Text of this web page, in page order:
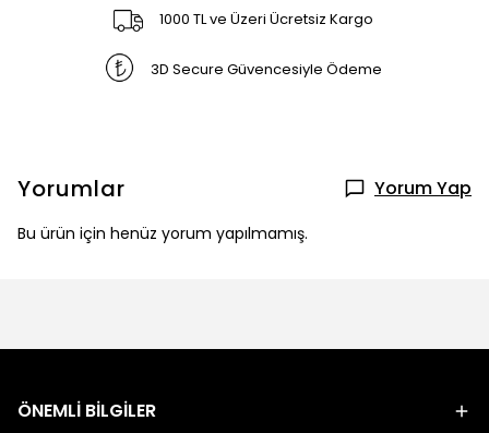
1000 TL ve Üzeri Ücretsiz Kargo
3D Secure Güvencesiyle Ödeme
Yorumlar Yorum Yap
Bu ürün için henüz yorum yapılmamış.
ÖNEMLİ BİLGİLER